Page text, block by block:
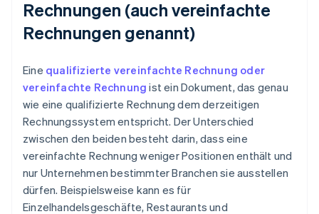
Rechnungen (auch vereinfachte
Rechnungen genannt)
Eine qualifizierte vereinfachte Rechnung oder
vereinfachte Rechnung ist ein Dokument, das genau
wie eine qualifizierte Rechnung dem derzeitigen
Rechnungssystem entspricht. Der Unterschied
zwischen den beiden besteht darin, dass eine
vereinfachte Rechnung weniger Positionen enthält und
nur Unternehmen bestimmter Branchen sie ausstellen
dürfen. Beispielsweise kann es für
Einzelhandelsgeschäfte, Restaurants und